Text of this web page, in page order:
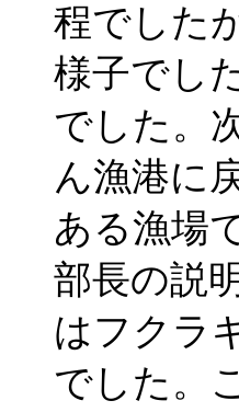
程でした
様子でし
でした。
ん漁港に
ある漁場
部長の説
はフクラ
でした。